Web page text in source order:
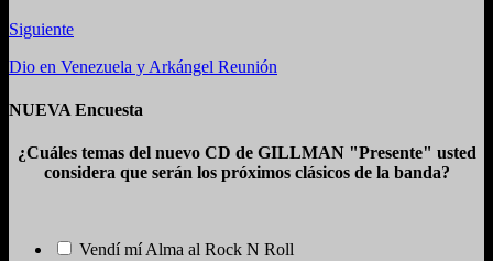
Siguiente
Dio en Venezuela y Arkángel Reunión
NUEVA Encuesta
¿Cuáles temas del nuevo CD de GILLMAN "Presente" usted
considera que serán los próximos clásicos de la banda?
Vendí mí Alma al Rock N Roll